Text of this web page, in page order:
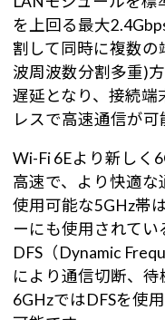
を上回る最大
割して同時に複数
波周波数分割多重)
遅延となり、接続端
レスで高速通信が可
Wi-Fi 6Eより新しく
高速で、より快適な
使用可能な5GHz帯
ーにも使用されて
DFS（Dynamic
により通信切断、待
6GHzではDFSを使